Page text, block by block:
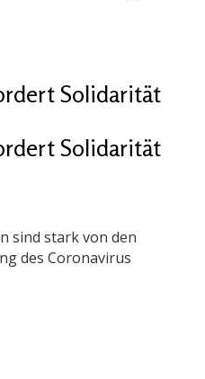
Solidarität
Solidarität
sind stark von den
des Coronavirus